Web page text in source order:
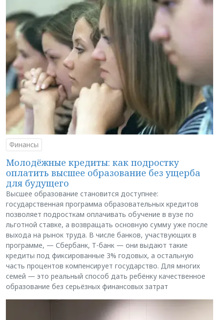
Финансы
Молодёжные кредиты: как подростку
оплатить высшее образование без ущерба
для будущего
Высшее образование становится доступнее:
государственная программа образовательных кредитов
позволяет подросткам оплачивать обучение в вузе по
льготной ставке, а возвращать основную сумму уже после
выхода на рынок труда. В числе банков, участвующих в
программе, — Сбербанк, Т-банк — они выдают такие
кредиты под фиксированные 3% годовых, а остальную
часть процентов компенсирует государство. Для многих
семей — это реальный способ дать ребёнку качественное
образование без серьёзных финансовых затрат